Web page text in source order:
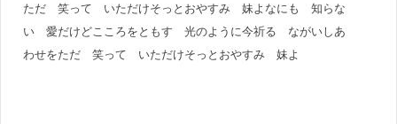
ただ 笑って いただけそっとおやすみ 妹よなにも 知らな
い 愛だけどこころをともす 光のように今祈る ながいしあ
わせをただ 笑って いただけそっとおやすみ 妹よ